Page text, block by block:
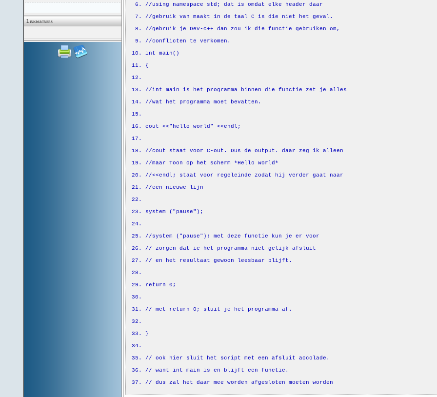
Linkpartners
//using namespace std; dat is omdat elke header daar
//gebruik van maakt in de taal C is die niet het geval.
//gebruik je Dev-c++ dan zou ik die functie gebruiken om,
//conflicten te verkomen.
int main( )
{
//int main is het programma binnen die functie zet je alles
//wat het programma moet bevatten.
cout <<"hello world" <<endl;
//cout staat voor C-out. Dus de output. daar zeg ik alleen
//maar Toon op het scherm *Hello world*
//<<endl; staat voor regeleinde zodat hij verder gaat naar
//een nieuwe lijn
system ( "pause" ) ;
//system ("pause"); met deze functie kun je er voor
// zorgen dat ie het programma niet gelijk afsluit
// en het resultaat gewoon leesbaar blijft.
return 0 ;
// met return 0; sluit je het programma af.
}
// ook hier sluit het script met een afsluit accolade.
// want int main is en blijft een functie.
// dus zal het daar mee worden afgesloten moeten worden